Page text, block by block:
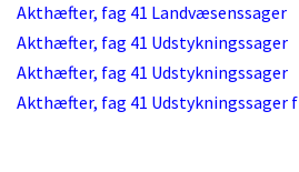
Akthæfter, fag 41 Landvæsenssager
Akthæfter, fag 41 Udstykningssager
Akthæfter, fag 41 Udstykningssager
Akthæfter, fag 41 Udstykningssager